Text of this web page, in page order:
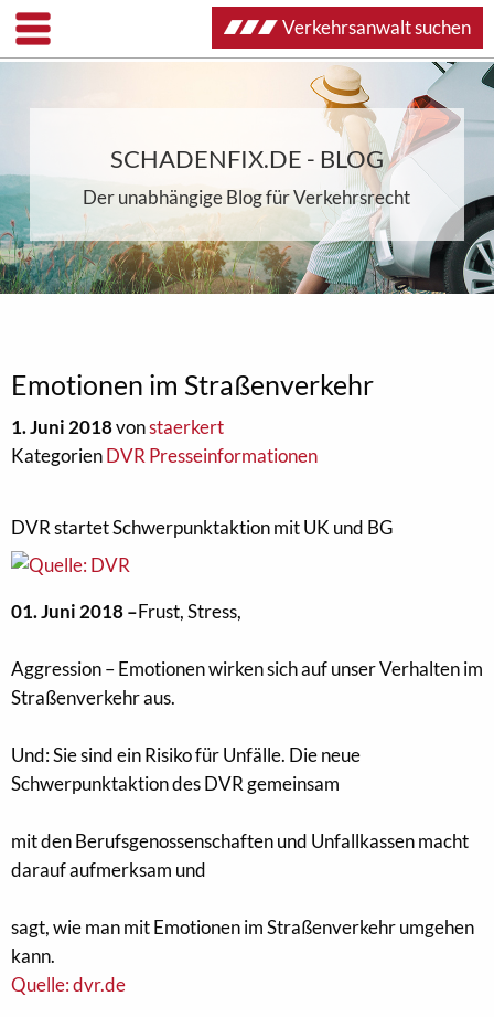
SCHADENFIX.DE - BLOG
Der unabhängige Blog für Verkehrsrecht
Emotionen im Straßenverkehr
1. Juni 2018vonstaerkert
KategorienDVR Presseinformationen
DVR startet Schwerpunktaktion mit UK und BG
01. Juni 2018 –Frust, Stress,
Aggression – Emotionen wirken sich auf unser Verhalten im
Straßenverkehr aus.
Und: Sie sind ein Risiko für Unfälle. Die neue
Schwerpunktaktion des DVR gemeinsam
mit den Berufsgenossenschaften und Unfallkassen macht
darauf aufmerksam und
sagt, wie man mit Emotionen im Straßenverkehr umgehen
kann.
Quelle: dvr.de
Verkehrsanwalt suchen